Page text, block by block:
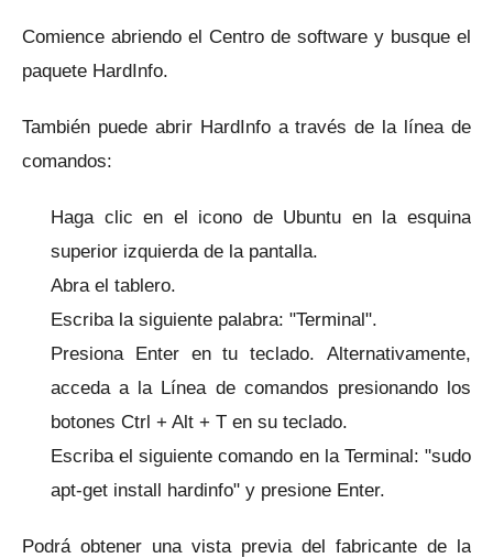
Comience abriendo el Centro de software y busque el
paquete HardInfo.
También puede abrir HardInfo a través de la línea de
comandos:
Haga clic en el icono de Ubuntu en la esquina
superior izquierda de la pantalla.
Abra el tablero.
Escriba la siguiente palabra: "Terminal".
Presiona Enter en tu teclado. Alternativamente,
acceda a la Línea de comandos presionando los
botones Ctrl + Alt + T en su teclado.
Escriba el siguiente comando en la Terminal: "sudo
apt-get install hardinfo" y presione Enter.
Podrá obtener una vista previa del fabricante de la